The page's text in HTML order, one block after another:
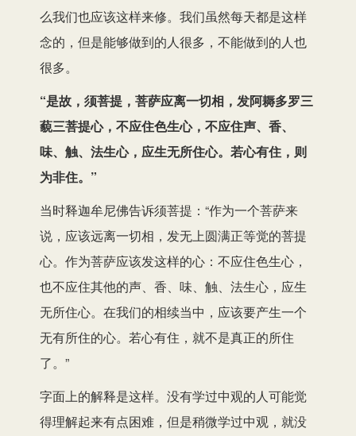
么我们也应该这样来修。我们虽然每天都是这样
念的，但是能够做到的人很多，不能做到的人也
很多。
“是故，须菩提，菩萨应离一切相，发阿耨多罗三
藐三菩提心，不应住色生心，不应住声、香、
味、触、法生心，应生无所住心。若心有住，则
为非住。”
当时释迦牟尼佛告诉须菩提：“作为一个菩萨来
说，应该远离一切相，发无上圆满正等觉的菩提
心。作为菩萨应该发这样的心：不应住色生心，
也不应住其他的声、香、味、触、法生心，应生
无所住心。在我们的相续当中，应该要产生一个
无有所住的心。若心有住，就不是真正的所住
了。”
字面上的解释是这样。没有学过中观的人可能觉
得理解起来有点困难，但是稍微学过中观，就没